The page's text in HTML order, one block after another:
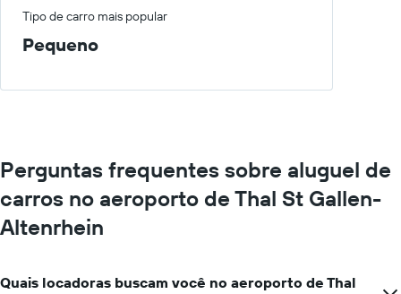
Tipo de carro mais popular
Pequeno
Perguntas frequentes sobre aluguel de
carros no aeroporto de Thal St Gallen-
Altenrhein
Quais locadoras buscam você no aeroporto de Thal